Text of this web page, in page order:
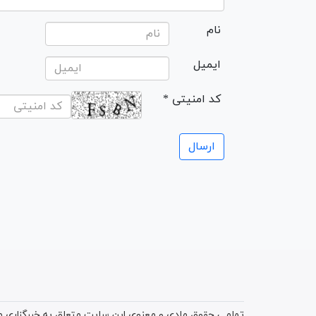
نام
ایمیل
* کد امنیتی